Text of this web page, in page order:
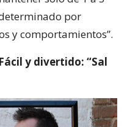
por
y comportamientos”.
y divertido: “Sal